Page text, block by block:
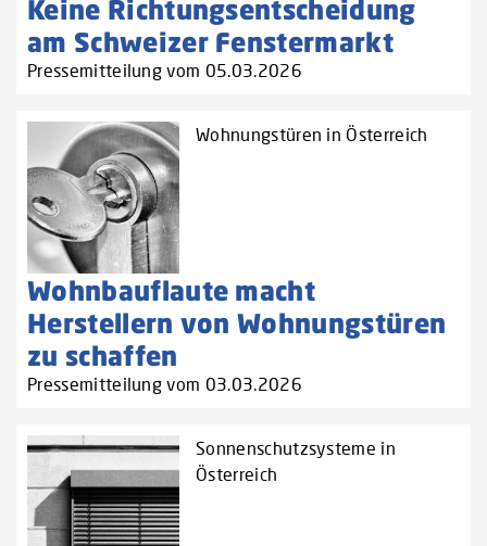
Keine Richtungsentscheidung
am Schweizer Fenstermarkt
Pressemitteilung vom 05.03.2026
Wohnungstüren in Österreich
Wohnbauflaute macht
Herstellern von Wohnungstüren
zu schaffen‌
Pressemitteilung vom 03.03.2026
Sonnenschutzsysteme in
Österreich